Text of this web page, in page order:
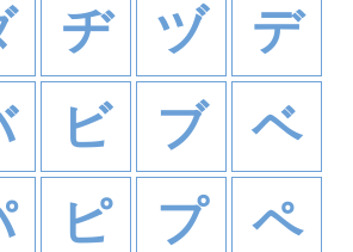
ヂ ヅ
デ
ビ ブ
ベ
ピ プ
ペ